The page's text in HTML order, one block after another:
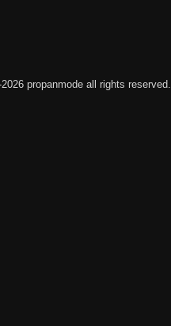
propanmode all rights reserved.